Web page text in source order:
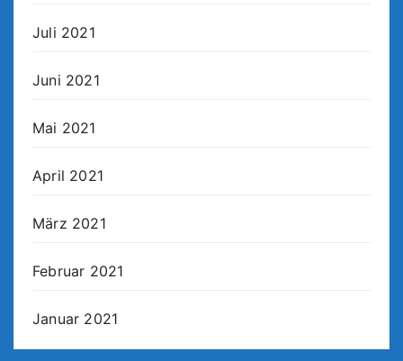
Juli 2021
Juni 2021
Mai 2021
April 2021
März 2021
Februar 2021
Januar 2021